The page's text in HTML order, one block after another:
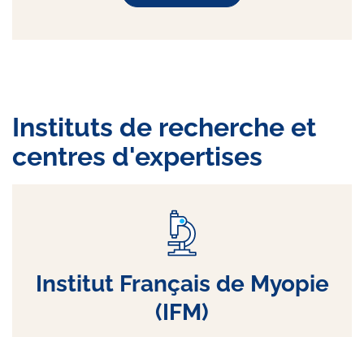
Instituts de recherche et
centres d'expertises
Institut Français de Myopie
(IFM)